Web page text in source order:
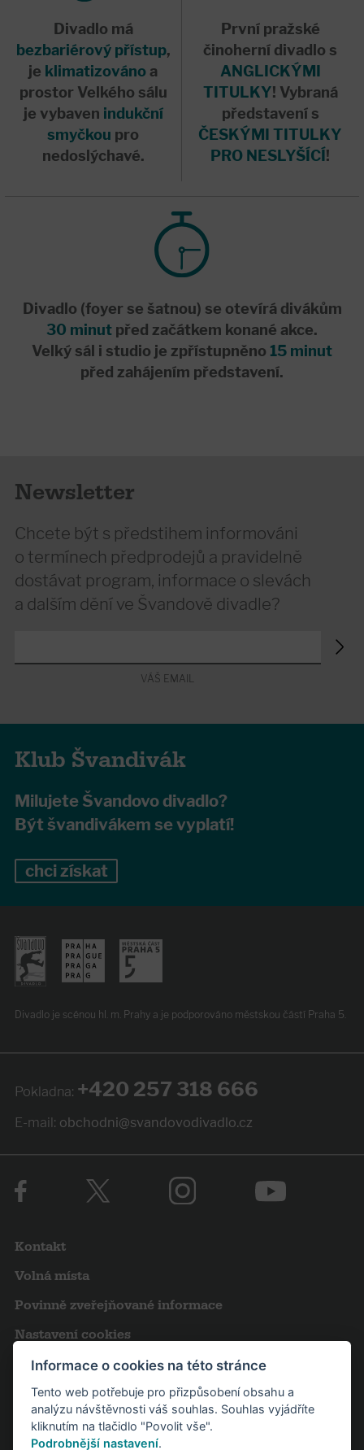
Divadlo má
bezbariérový přístup,
je klimatizováno a
prostor Velkého sálu
je vybaven indukční
smyčkou pro
nedoslýchavé.
První pražské
činoherní divadlo s
ANGLICKÝMI
TITULKY! Vybraná
představení s
ČESKÝMI TITULKY
PRO NESLYŠÍCÍ!
Divadlo (foyer se šatnou) se otevírá divákům
30 minut před začátkem konané akce.
Velký sál i studio je zpřístupněno 15 minut
před zahájením představení.
Newsletter
Chcete být s předstihem informováni
o termínech předprodejů a pravidelně
dostávat program, informace o slevách
a dalším dění ve Švandově divadle?
VÁŠ EMAIL
Klub Švandivák
Milujete Švandovo divadlo?
Být švandivákem se vyplatí!
chci získat
Divadlo je scénou hl. m. Prahy a je podporováno městskou částí Praha 5.
Pokladna: +420 257 318 666
E-mail: obchodni@svandovodivadlo.cz
Kontakt
Volná místa
Povinně zveřejňované informace
Nastavení cookies
Obchodní podmínky
Výroční zprávy
Pro novináře
Informace o cookies na této stránce
Tento web potřebuje pro přizpůsobení obsahu a
analýzu návštěvnosti váš souhlas. Souhlas vyjádříte
kliknutím na tlačidlo "Povolit vše".
Podrobnější nastavení.